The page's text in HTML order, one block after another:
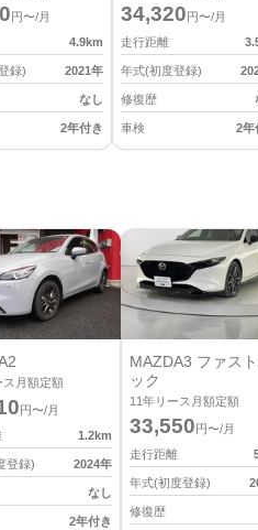
円〜/月
4.9km
録) 2021年
なし
2年付き
34,320 円〜/月
走行距離
年式(初度登録)
修復歴
車検 2年
ス月額定額
円〜/月
1.2km
登録) 2024年
なし
2年付き
MAZDA3 ファス
ック
11年リース月額定額
33,550 円〜/月
走行距離
年式(初度登録)
修復歴